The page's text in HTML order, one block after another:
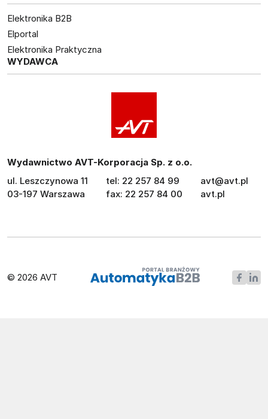
Elektronika B2B
Elportal
Elektronika Praktyczna
WYDAWCA
Wydawnictwo AVT-Korporacja Sp. z o.o.
ul. Leszczynowa 11
03-197 Warszawa
tel: 22 257 84 99
fax: 22 257 84 00
avt@avt.pl
avt.pl
© 2026 AVT